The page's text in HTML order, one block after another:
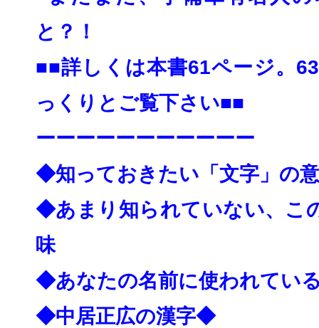
と？！
■■詳しくは本書61ページ。
っくりとご覧下さい■■
ーーーーーーーーーーー
◆知っておきたい「文字」の
◆あまり知られていない、こ
味
◆あなたの名前に使われてい
◆中居正広の漢字◆